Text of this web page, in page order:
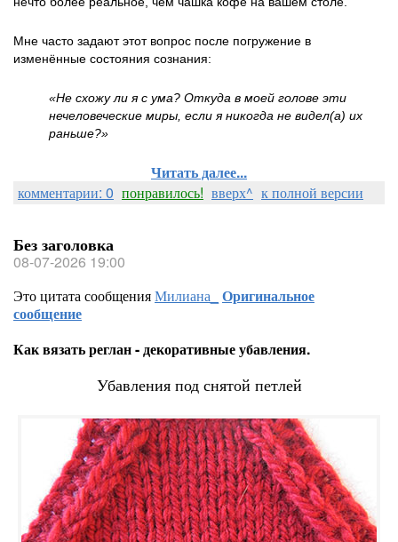
Мне часто задают этот вопрос после погружение в
изменённые состояния сознания:
«Не схожу ли я с ума? Откуда в моей голове эти
нечеловеческие миры, если я никогда не видел(а) их
раньше?»
Читать далее...
комментарии: 0 понравилось! вверх^ к полной версии
Без заголовка
08-07-2026 19:00
Это цитата сообщенияМилиана_ Оригинальное
сообщение
Как вязать реглан - декоративные убавления.
Убавления под снятой петлей